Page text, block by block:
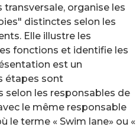
organise les
distinctes selon les
Elle illustre les
fonctions et identifie les
est un
étapes sont
selon les responsables de
le même responsable
le terme « Swim lane» ou «